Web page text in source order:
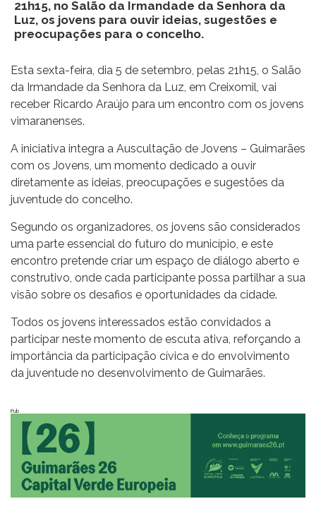
21h15, no Salão da Irmandade da Senhora da
Luz, os jovens para ouvir ideias, sugestões e
preocupações para o concelho.
Esta sexta-feira, dia 5 de setembro, pelas 21h15, o Salão
da Irmandade da Senhora da Luz, em Creixomil, vai
receber Ricardo Araújo para um encontro com os jovens
vimaranenses.
A iniciativa integra a Auscultação de Jovens – Guimarães
com os Jovens, um momento dedicado a ouvir
diretamente as ideias, preocupações e sugestões da
juventude do concelho.
Segundo os organizadores, os jovens são considerados
uma parte essencial do futuro do município, e este
encontro pretende criar um espaço de diálogo aberto e
construtivo, onde cada participante possa partilhar a sua
visão sobre os desafios e oportunidades da cidade.
Todos os jovens interessados estão convidados a
participar neste momento de escuta ativa, reforçando a
importância da participação cívica e do envolvimento
da juventude no desenvolvimento de Guimarães.
Pub